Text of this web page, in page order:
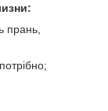
прань,